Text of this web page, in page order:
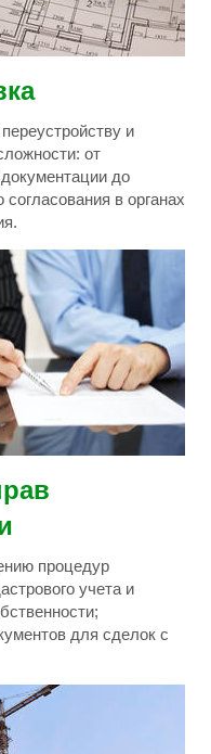
и
от
документации до
согласования в органах
процедур
учета и
для сделок с